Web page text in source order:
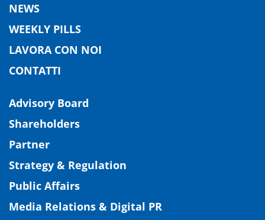
NEWS
WEEKLY PILLS
LAVORA CON NOI
CONTATTI
Advisory Board
Shareholders
Partner
Strategy & Regulation
Public Affairs
Media Relations & Digital PR